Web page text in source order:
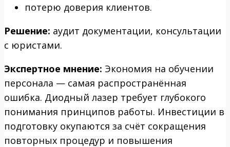
потерю доверия клиентов.
Решение: аудит документации, консультации
с юристами.
Экспертное мнение: Экономия на обучении
персонала — самая распространённая
ошибка. Диодный лазер требует глубокого
понимания принципов работы. Инвестиции в
подготовку окупаются за счёт сокращения
повторных процедур и повышения